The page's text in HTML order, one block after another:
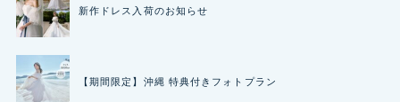
新作ドレス入荷のお知らせ
【期間限定】沖縄 特典付きフォトプラン